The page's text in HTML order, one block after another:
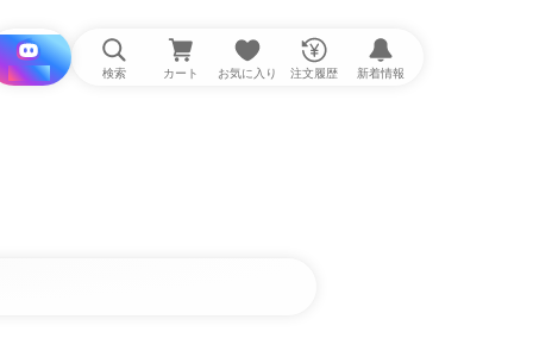
i と探す 検索 カート お気に入り 注文履歴 新着情報